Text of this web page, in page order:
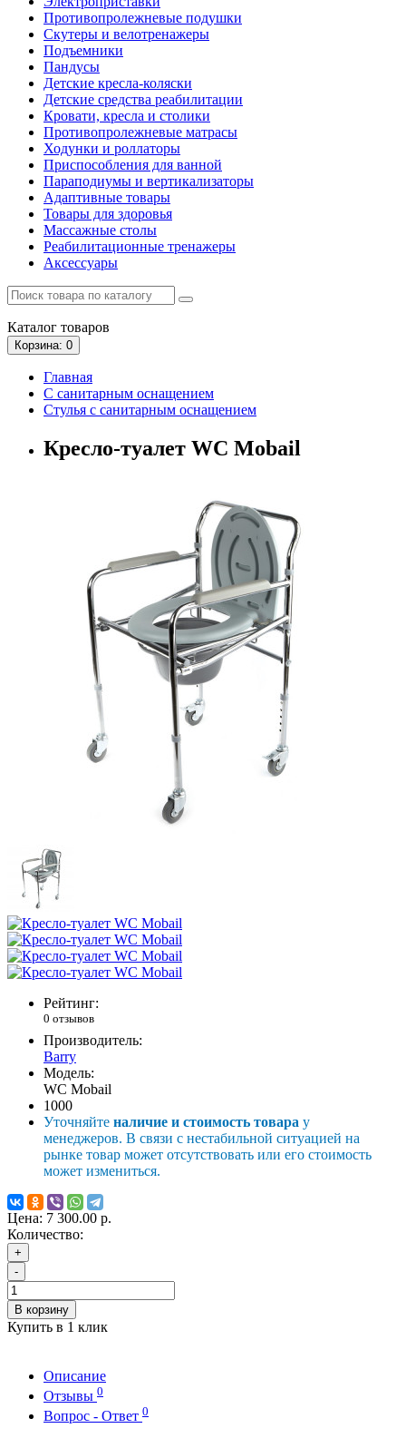
Противопролежневые подушки
Скутеры и велотренажеры
Подъемники
Пандусы
Детские кресла-коляски
Детские средства реабилитации
Кровати, кресла и столики
Противопролежневые матрасы
Ходунки и роллаторы
Приспособления для ванной
Параподиумы и вертикализаторы
Адаптивные товары
Товары для здоровья
Массажные столы
Реабилитационные тренажеры
Аксессуары
Каталог товаров
Корзина: 0
Главная
С санитарным оснащением
Стулья с санитарным оснащением
Кресло-туалет WC Mobail
Рейтинг:
0 отзывов
Производитель:
Barry
Модель:
WC Mobail
1000
Уточняйте наличие и стоимость товара у
менеджеров. В связи с нестабильной ситуацией на
рынке товар может отсутствовать или его стоимость
может измениться.
Цена: 7 300.00 р.
Количество:
+
-
В корзину
Купить в 1 клик
Описание
Отзывы 0
Вопрос - Ответ 0